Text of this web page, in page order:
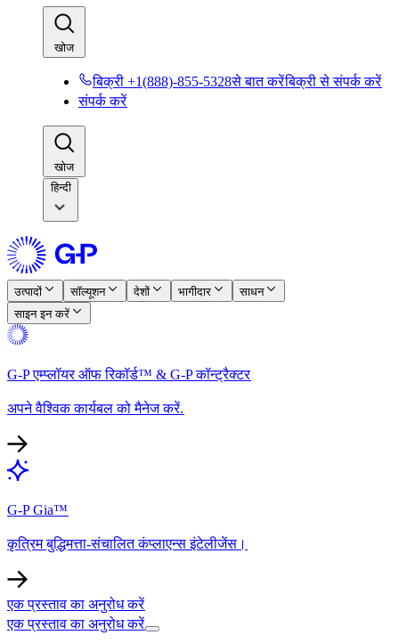
खोज​​
बिक्री +1(888)-855-5328से बात करें​​बिक्री से संपर्क करें​​
संपर्क करें​​
खोज​​
हिन्दी
उत्पादों​​ सॉल्यूशन​​ देशों​​ भागीदार​​
साधन​​
साइन इन करें​​
G-P एम्प्लॉयर ऑफ रिकॉर्ड™ & G-P कॉन्ट्रैक्टर​​
अपने वैश्विक कार्यबल को मैनेज करें.​​
G-P Gia™​​
कृत्रिम बुद्धिमत्ता-संचालित कंप्लाएन्स इंटेलीजेंस।​​
एक प्रस्ताव का अनुरोध करें​​
एक प्रस्ताव का अनुरोध करें​​